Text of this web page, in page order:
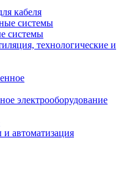
кабеля
системы
технологические и
электрооборудование
автоматизация